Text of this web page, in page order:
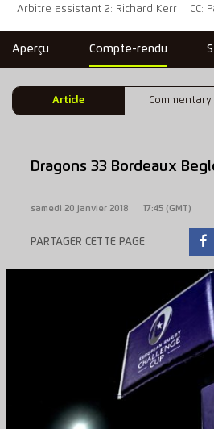
Arbitre assistant 2: Richard Kerr
CC:
Aperçu Compte-rendu
Article Commentary
Dragons 33 Bordeaux
samedi 20 janvier 2018 17:45 (GMT)
PARTAGER CETTE PAGE